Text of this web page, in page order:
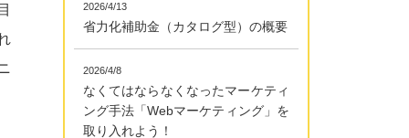
2026/4/13
省力化補助金（カタログ型）の概要
2026/4/8
なくてはならなくなったマーケティ
ング手法「Webマーケティング」を
取り入れよう！